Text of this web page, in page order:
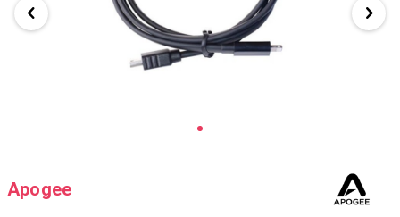
Apogee